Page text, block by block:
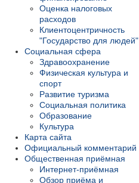
Оценка налоговых
расходов
Клиентоцентричность
"Государство для людей"
Социальная сфера
Здравоохранение
Физическая культура и
спорт
Развитие туризма
Социальная политика
Образование
Культура
Карта сайта
Официальный комментарий
Общественная приёмная
Интернет-приёмная
Обзор приёма и